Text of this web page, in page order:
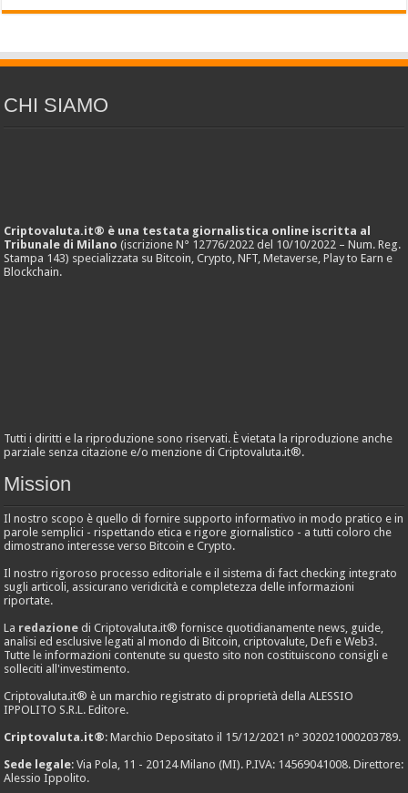
CHI SIAMO
Criptovaluta.it® è una testata giornalistica online iscritta al
Tribunale di Milano (iscrizione N° 12776/2022 del 10/10/2022 – Num. Reg.
Stampa 143) specializzata su Bitcoin, Crypto, NFT, Metaverse, Play to Earn e
Blockchain.
Tutti i diritti e la riproduzione sono riservati. È vietata la riproduzione anche
parziale senza citazione e/o menzione di Criptovaluta.it®.
Mission
Il nostro scopo è quello di fornire supporto informativo in modo pratico e in
parole semplici - rispettando etica e rigore giornalistico - a tutti coloro che
dimostrano interesse verso Bitcoin e Crypto.
Il nostro rigoroso processo editoriale e il sistema di fact checking integrato
sugli articoli, assicurano veridicità e completezza delle informazioni
riportate.
La redazione di Criptovaluta.it® fornisce quotidianamente news, guide,
analisi ed esclusive legati al mondo di Bitcoin, criptovalute, Defi e Web3.
Tutte le informazioni contenute su questo sito non costituiscono consigli e
solleciti all'investimento.
Criptovaluta.it® è un marchio registrato di proprietà della ALESSIO
IPPOLITO S.R.L. Editore.
Criptovaluta.it®: Marchio Depositato il 15/12/2021 n° 302021000203789.
Sede legale: Via Pola, 11 - 20124 Milano (MI). P.IVA: 14569041008. Direttore:
Alessio Ippolito.